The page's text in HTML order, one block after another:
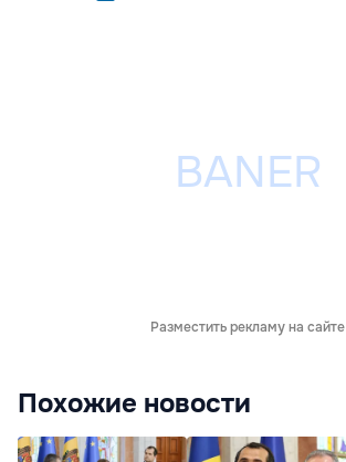
Разместить рекламу на сайте
Похожие новости